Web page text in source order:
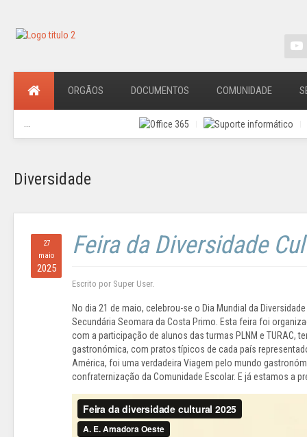
ORGÃOS DOCUMENTOS COMUNIDADE
Diversidade
27
maio
2025
Feira da Diversidade
Escrito por Super User.
No dia 21 de maio, celebrou-se o Dia Mundial da
Secundária Seomara da Costa Primo. Esta feira foi
com a participação de alunos das turmas PLNM e TURAC,
gastronómica, com pratos típicos de cada país
América, foi uma verdadeira Viagem pelo mundo
confraternização da Comunidade Escolar. E já estamos a